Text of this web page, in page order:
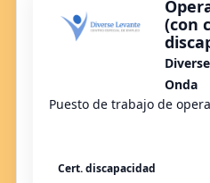
(con
Onda
Puesto de trabajo de
Cert. discapacidad